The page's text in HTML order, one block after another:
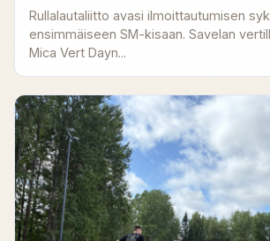
Rullalautaliitto avasi ilmoittautumisen
ensimmäiseen SM-kisaan. Savelan
Mica Vert Dayn...